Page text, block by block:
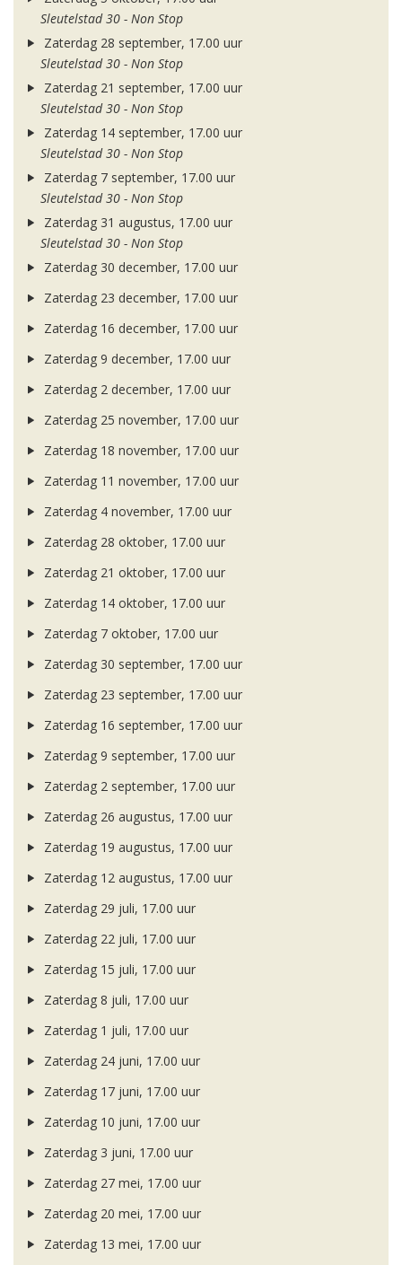
Sleutelstad 30 - Non Stop
Zaterdag 28 september, 17.00 uur
Sleutelstad 30 - Non Stop
Zaterdag 21 september, 17.00 uur
Sleutelstad 30 - Non Stop
Zaterdag 14 september, 17.00 uur
Sleutelstad 30 - Non Stop
Zaterdag 7 september, 17.00 uur
Sleutelstad 30 - Non Stop
Zaterdag 31 augustus, 17.00 uur
Sleutelstad 30 - Non Stop
Zaterdag 30 december, 17.00 uur
Zaterdag 23 december, 17.00 uur
Zaterdag 16 december, 17.00 uur
Zaterdag 9 december, 17.00 uur
Zaterdag 2 december, 17.00 uur
Zaterdag 25 november, 17.00 uur
Zaterdag 18 november, 17.00 uur
Zaterdag 11 november, 17.00 uur
Zaterdag 4 november, 17.00 uur
Zaterdag 28 oktober, 17.00 uur
Zaterdag 21 oktober, 17.00 uur
Zaterdag 14 oktober, 17.00 uur
Zaterdag 7 oktober, 17.00 uur
Zaterdag 30 september, 17.00 uur
Zaterdag 23 september, 17.00 uur
Zaterdag 16 september, 17.00 uur
Zaterdag 9 september, 17.00 uur
Zaterdag 2 september, 17.00 uur
Zaterdag 26 augustus, 17.00 uur
Zaterdag 19 augustus, 17.00 uur
Zaterdag 12 augustus, 17.00 uur
Zaterdag 29 juli, 17.00 uur
Zaterdag 22 juli, 17.00 uur
Zaterdag 15 juli, 17.00 uur
Zaterdag 8 juli, 17.00 uur
Zaterdag 1 juli, 17.00 uur
Zaterdag 24 juni, 17.00 uur
Zaterdag 17 juni, 17.00 uur
Zaterdag 10 juni, 17.00 uur
Zaterdag 3 juni, 17.00 uur
Zaterdag 27 mei, 17.00 uur
Zaterdag 20 mei, 17.00 uur
Zaterdag 13 mei, 17.00 uur